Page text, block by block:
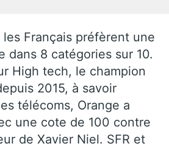
Français préfèrent une
dans 8 catégories sur 10.
High tech, le champion
2015, à savoir
télécoms, Orange a
une cote de 100 contre
de Xavier Niel. SFR et